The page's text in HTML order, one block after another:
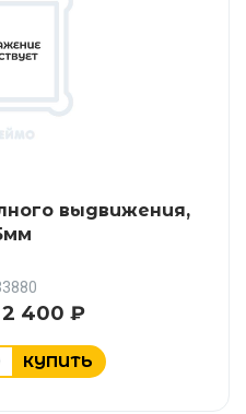
выдвижения,
2 400 ₽
КУПИТЬ